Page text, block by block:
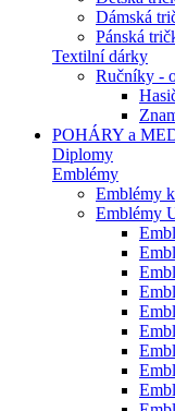
Dámská
Pánská
Textilní dárky
Ručníky -
POHÁRY a
Diplomy
Emblémy
Emblémy
Emblémy